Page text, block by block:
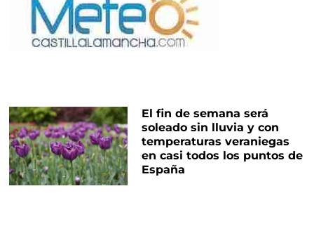
El fin de semana será
soleado sin lluvia y con
temperaturas veraniegas
en casi todos los puntos de
España